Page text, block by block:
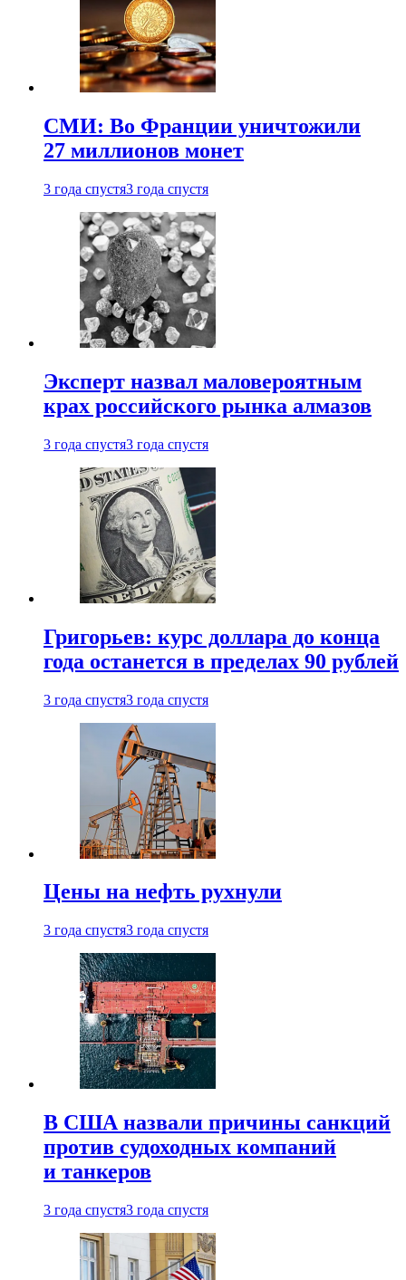
СМИ: Во Франции уничтожили
27 миллионов монет
3 года спустя3 года спустя
Эксперт назвал маловероятным
крах российского рынка алмазов
3 года спустя3 года спустя
Григорьев: курс доллара до конца
года останется в пределах 90 рублей
3 года спустя3 года спустя
Цены на нефть рухнули
3 года спустя3 года спустя
В США назвали причины санкций
против судоходных компаний
и танкеров
3 года спустя3 года спустя